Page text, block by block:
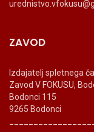
ZAVOD
Izdajatelj spletnega
Zavod V FOKUSU,
Bodonci 115
9265 Bodonci